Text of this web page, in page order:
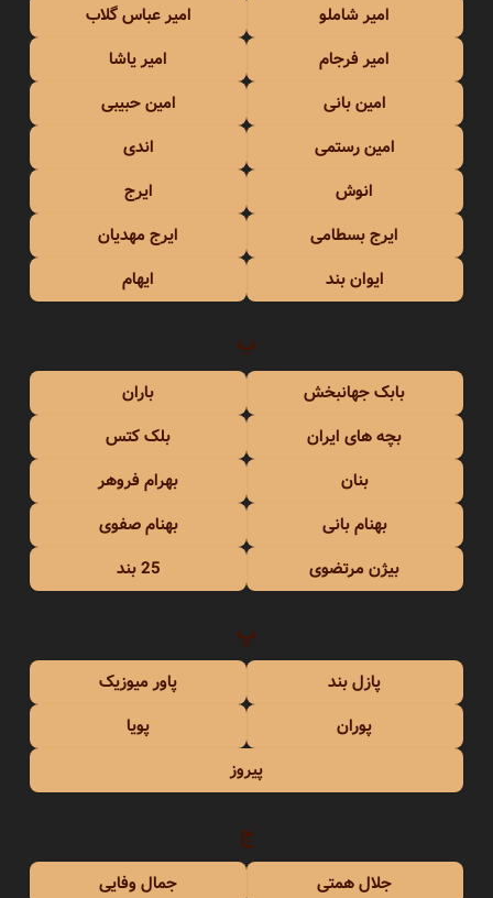
امیر شاملو
امیر عباس گلاب
امیر فرجام
امیر یاشا
امین بانی
امین حبیبی
امین رستمی
اندی
انوش
ایرج
ایرج بسطامی
ایرج مهدیان
ایوان بند
ایهام
ب
بابک جهانبخش
باران
بچه های ایران
بلک کتس
بنان
بهرام فروهر
بهنام بانی
بهنام صفوی
بیژن مرتضوی
25 بند
پ
پازل بند
پاور میوزیک
پوران
پویا
پیروز
ج
جلال همتی
جمال وفایی